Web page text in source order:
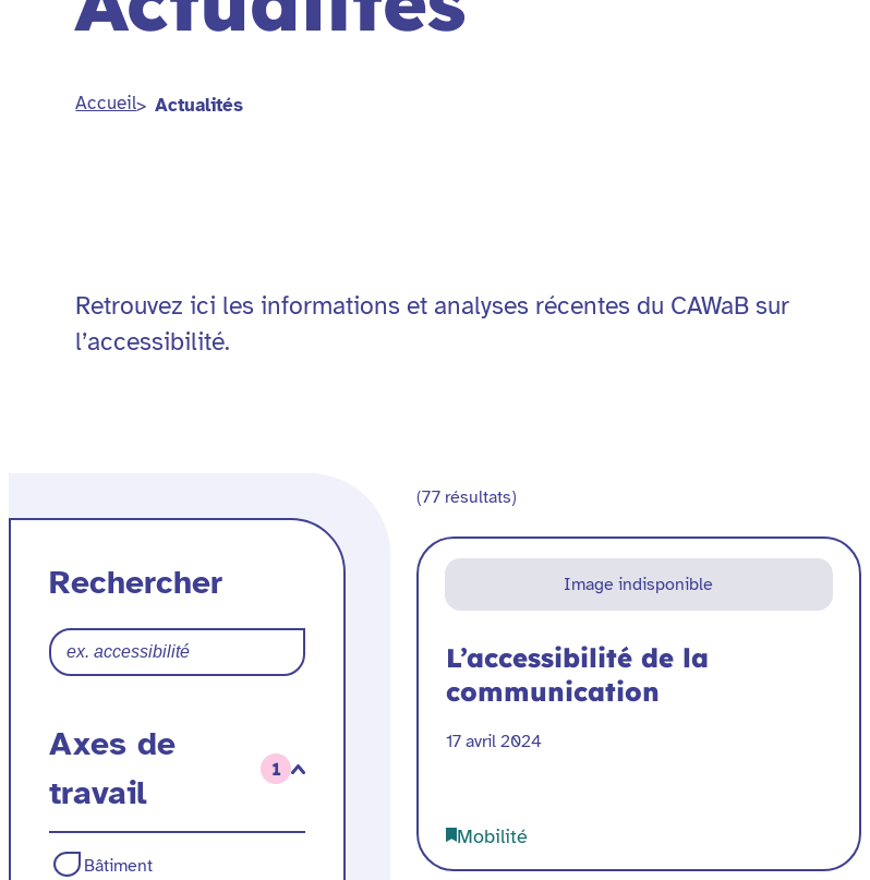
Accueil Actualités
Retrouvez ici les informations et analyses récentes du CAWaB sur
l’accessibilité.
Filtres
des
articles
Rechercher
un
Axes de
travail
1
AxesBâtiment
(77 résultats)
Image indisponible
L’accessibilité de la
communication
17 avril 2024
Mobilité